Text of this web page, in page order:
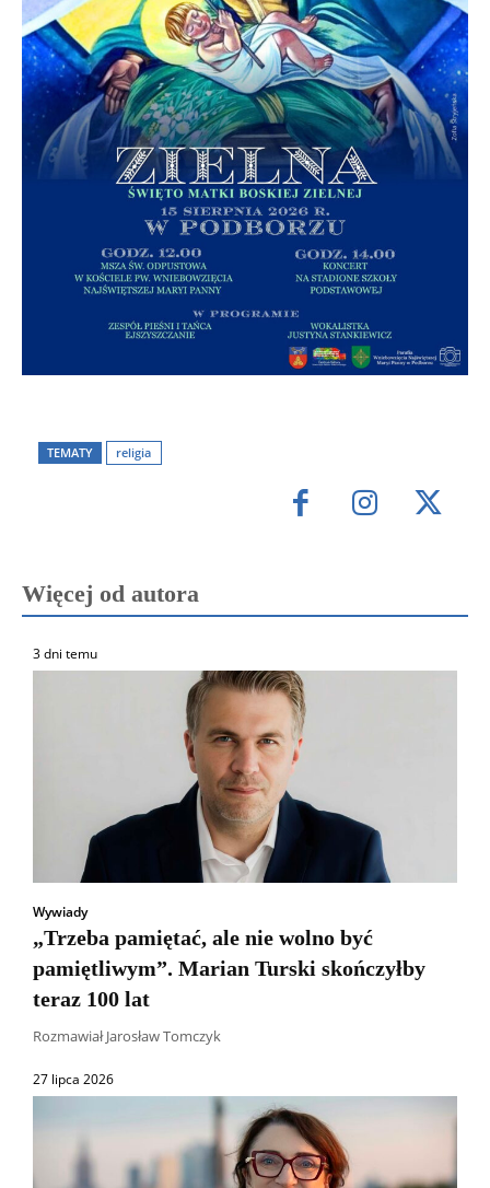
TEMATY religia
Więcej od autora
3 dni temu
Wywiady
„Trzeba pamiętać, ale nie wolno być
pamiętliwym”. Marian Turski skończyłby
teraz 100 lat
Rozmawiał Jarosław Tomczyk
27 lipca 2026